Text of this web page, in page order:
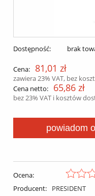
Dostępność: brak
Cena: 81,01 zł
zawiera 23% VAT, bez
Cena netto:
65,86 zł
bez 23% VAT i kosztów
powiadom
Ocena:
Producent:
PRESIDENT